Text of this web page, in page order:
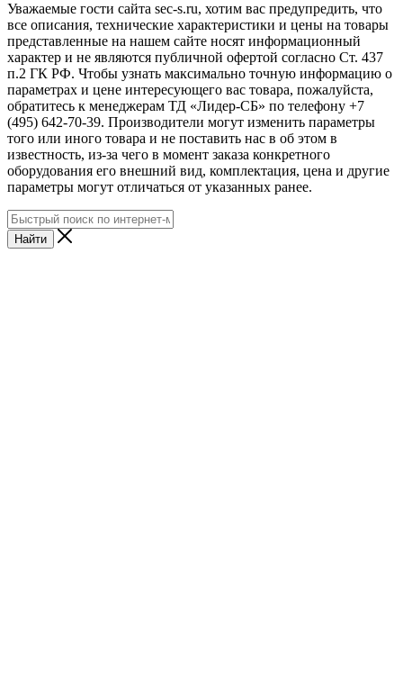
Уважаемые гости сайта sec-s.ru, хотим вас предупредить, что
все описания, технические характеристики и цены на товары
представленные на нашем сайте носят информационный
характер и не являются публичной офертой согласно Ст. 437
п.2 ГК РФ. Чтобы узнать максимально точную информацию о
параметрах и цене интересующего вас товара, пожалуйста,
обратитесь к менеджерам ТД «Лидер-СБ» по телефону +7
(495) 642-70-39. Производители могут изменить параметры
того или иного товара и не поставить нас в об этом в
известность, из-за чего в момент заказа конкретного
оборудования его внешний вид, комплектация, цена и другие
параметры могут отличаться от указанных ранее.
Найти